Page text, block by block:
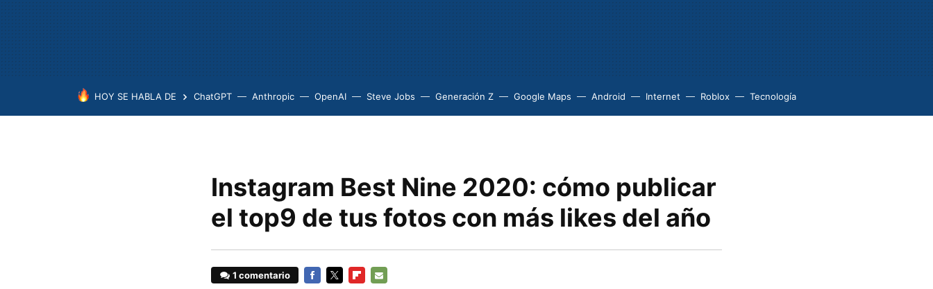
HOY SE HABLA DE ChatGPT Anthropic OpenAI Steve Jobs Generación Z Google Maps Android Internet Roblox Tecnología
Instagram Best Nine 2020: cómo publicar
el top9 de tus fotos con más likes del año
1 comentario